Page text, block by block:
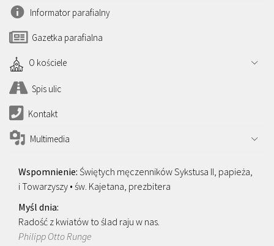
Informator parafialny
Gazetka parafialna
O kościele
Spis ulic
Kontakt
Multimedia
Świętych męczenników Sykstusa II, papieża,
i Towarzyszy • św. Kajetana, prezbitera
Radość z kwiatów to ślad raju w nas.
Philipp Otto Runge